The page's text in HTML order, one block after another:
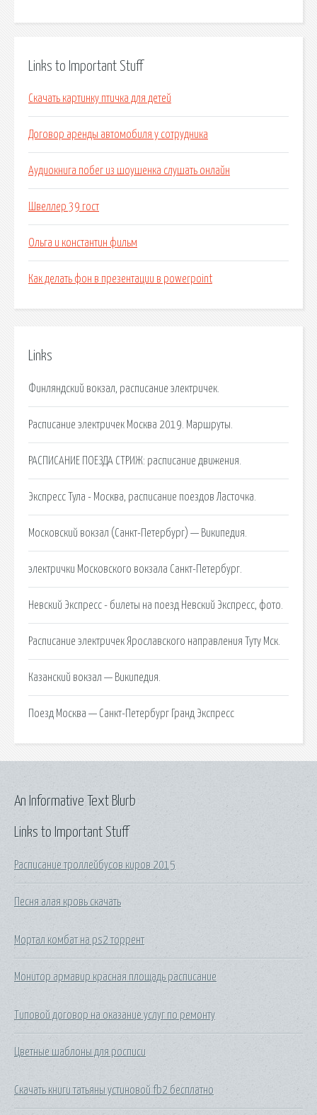
Links to Important Stuff
Скачать картинку птичка для детей
Договор аренды автомобиля у сотрудника
Аудиокнига побег из шоушенка слушать онлайн
Швеллер 39 гост
Ольга и константин фильм
Как делать фон в презентации в powerpoint
Links
Финляндский вокзал, расписание электричек.
Расписание электричек Москва 2019. Маршруты.
РАСПИСАНИЕ ПОЕЗДА СТРИЖ: расписание движения.
Экспресс Тула - Москва, расписание поездов Ласточка.
Московский вокзал (Санкт-Петербург) — Википедия.
электрички Московского вокзала Санкт-Петербург.
Невский Экспресс - билеты на поезд Невский Экспресс, фото.
Расписание электричек Ярославского направления Туту Мск.
Казанский вокзал — Википедия.
Поезд Москва — Санкт-Петербург Гранд Экспресс
Links to Important Stuff
Расписание троллейбусов киров 2015
Песня алая кровь скачать
Мортал комбат на ps2 торрент
Монитор армавир красная площадь расписание
Типовой договор на оказание услуг по ремонту
Цветные шаблоны для росписи
Скачать книги татьяны устиновой fb2 бесплатно
An Informative Text Blurb